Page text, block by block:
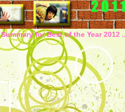
Summary for Best of the Year 2012